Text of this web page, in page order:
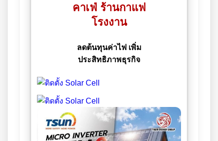
คาเฟ่ ร้านกาแฟ
โรงงาน
ลดต้นทุนค่าไฟ เพิ่ม
ประสิทธิภาพธุรกิจ